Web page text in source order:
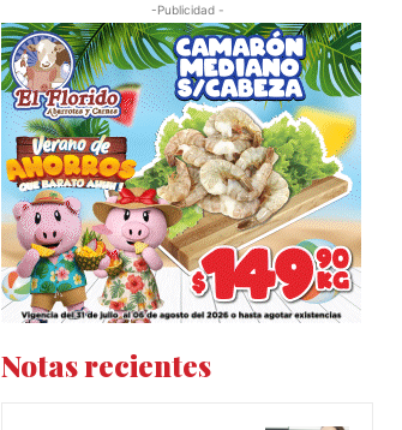
-Publicidad -
Notas recientes